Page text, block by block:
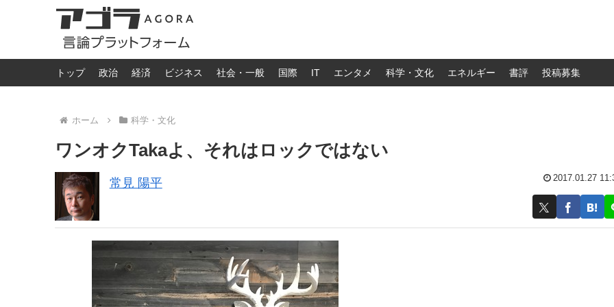
トップ 政治 経済 ビジネス 社会・一般 国際 IT エンタメ 科学・文化 エネルギー 書評 投稿募集
ホーム 科学・文化
ワンオクTakaよ、それはロックではない
常見 陽平 2017.01.27